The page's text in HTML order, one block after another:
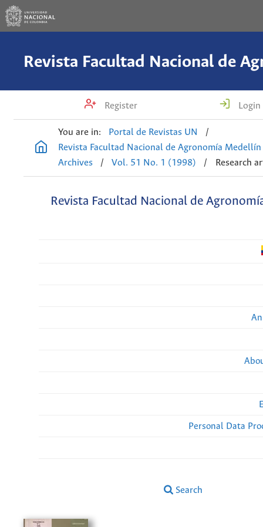
Register Login
You are in: Portal de Revistas UN
/
Revista Facultad Nacional de Agronomía Medellín
Archives
/ Vol. 51 No. 1 (1998) / Research
Revista Facultad Nacional de
Personal Data
Search